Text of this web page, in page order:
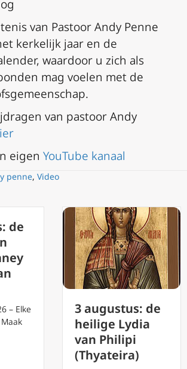
van Pastoor Andy Penne
kerkelijk jaar en de
waardoor u zich als
mag voelen met de
van pastoor Andy
eigen YouTube kanaal
penne, Video
de
– Elke
3 augustus: de
heilige Lydia
van Philipi
(Thyateira)